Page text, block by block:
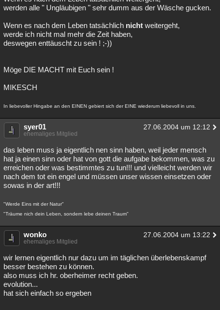
werden alle " Ungläubigen " sehr dumm aus der Wäsche gucken.
Wenn es nach dem Leben tatsächlich nicht weitergeht,
werde ich nicht mal mehr die Zeit haben,
deswegen enttäuscht zu sein ! ;-))
Möge DIE MACHT mit Euch sein !
MIKESCH
In liebevoller Hingabe an den EINEN gebiert sich der EINE wiederum liebevoll in uns.
syer01 27.06.2004 um 12:12
ehemaliges Mitglied
das leben muss ja eigentlich nen sinn haben, weil jeder mensch
hat ja einen sinn oder hat von gott die aufgabe bekommen, was zu
erreichen oder was bestimmtes zu tun!!! und vielleicht werden wir
nach dem tot ein engel und müssen unser wissen einsetzen oder
sowas in der art!!!
"Werde Eins mit der Natur"
"Träume nich dein Leben, sondern lebe deinen Traum"
wonko 27.06.2004 um 13:22
ehemaliges Mitglied
wir lernen eigentlich nur dazu um im täglichen überlebenskampf
besser bestehen zu können.
also muss ich hr. oberheimer recht geben.
evolution...
hat sich einfach so ergeben